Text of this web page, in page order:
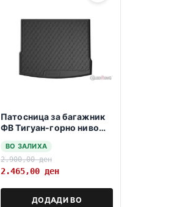
Патосница за багажник
ФВ Тигуан-горно ниво
ВО ЗАЛИХА
2.900,00ден
2.465,00 ден
ДОДАДИ ВО